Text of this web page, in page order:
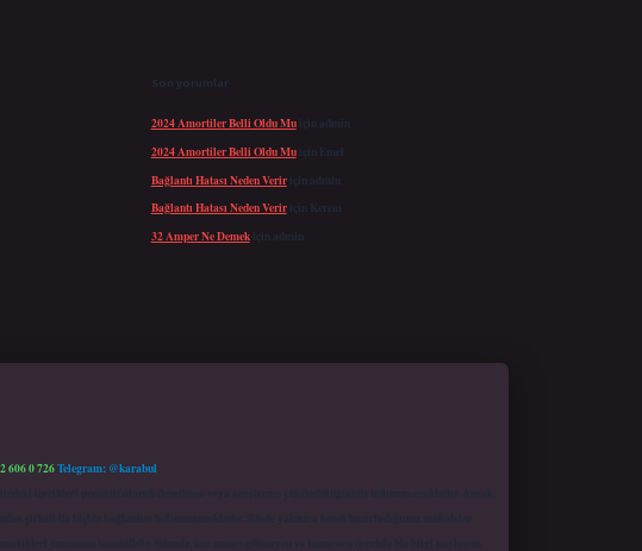
Son yorumlar
2024 Amortiler Belli Oldu Muiçin admin
2024 Amortiler Belli Oldu Muiçin Emel
Bağlantı Hatası Neden Veririçin admin
Bağlantı Hatası Neden Veririçin Kerem
32 Amper Ne Demekiçin admin
606 0 726Telegram: @karabul
içerikleri proaktif olarak denetleme veya araştırma yükümlülüğümüz bulunmamaktadır. Ancak,